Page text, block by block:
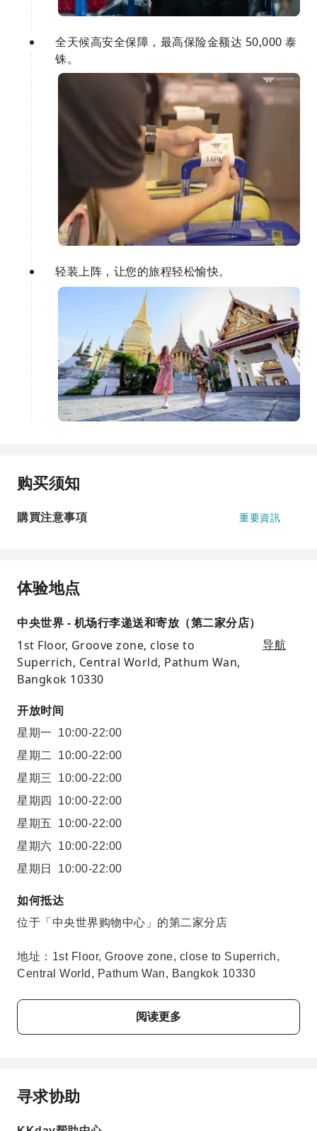
全天候高安全保障，最高保险金额达 50,000 泰
铢。
轻装上阵，让您的旅程轻松愉快。
购买须知
購買注意事項 重要資訊
体验地点
中央世界 - 机场行李递送和寄放（第二家分店）
1st Floor, Groove zone, close to
Superrich, Central World, Pathum Wan,
Bangkok 10330
导航
开放时间
星期一
10:00-22:00
星期二
10:00-22:00
星期三
10:00-22:00
星期四
10:00-22:00
星期五
10:00-22:00
星期六 10:00-22:00
星期日
10:00-22:00
如何抵达
位于「中央世界购物中心」的第二家分店
地址：1st Floor, Groove zone, close to Superrich,
Central World, Pathum Wan, Bangkok 10330
阅读更多
寻求协助